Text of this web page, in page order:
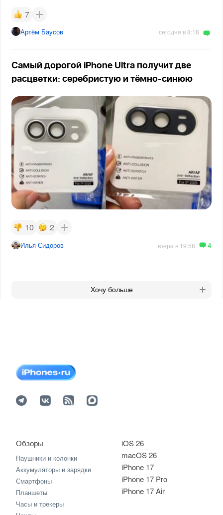
7
Артём Баусов сегодня в 8:18
Самый дорогой iPhone Ultra получит две
расцветки: серебристую и тёмно-синюю
10 2
Илья Сидоров вчера в 19:58 4
Хочу больше
iOS 26
macOS 26
iPhone 17
iPhone 17 Pro
iPhone 17 Air
Обзоры
Наушники и колонки
Аккумуляторы и зарядки
Смартфоны
Планшеты
Часы и трекеры